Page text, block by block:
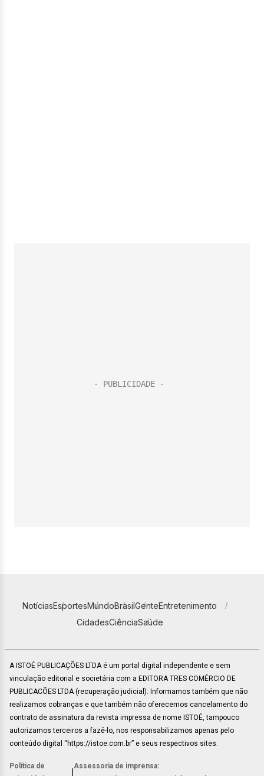
NotíciasEsportesMundoBrasilGenteEntretenimento
CidadesCiênciaSaúde
A ISTOÉ PUBLICAÇÕES LTDA é um portal digital independente e sem
vinculação editorial e societária com a EDITORA TRES COMÉRCIO DE
PUBLICACÕES LTDA (recuperação judicial). Informamos também que não
realizamos cobranças e que também não oferecemos cancelamento do
contrato de assinatura da revista impressa de nome ISTOÉ, tampouco
autorizamos terceiros a fazê-lo, nos responsabilizamos apenas pelo
conteúdo digital “https://istoe.com.br” e seus respectivos sites.
Política de
Assessoria de imprensa: